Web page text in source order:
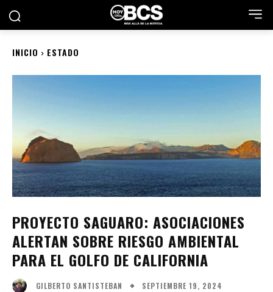
INICIO ESTADO
PROYECTO SAGUARO: ASOCIACIONES
ALERTAN SOBRE RIESGO AMBIENTAL
PARA EL GOLFO DE CALIFORNIA
GILBERTO SANTISTEBAN SEPTIEMBRE 19, 2024